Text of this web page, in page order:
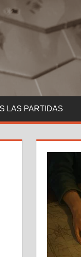
LAS PARTIDAS